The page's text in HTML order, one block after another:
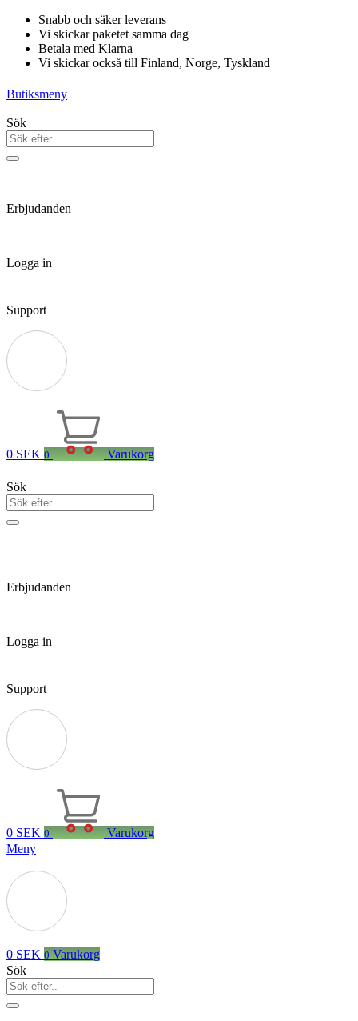
Hoppa
innehåll
Snabb och säker leverans
Vi skickar paketet samma dag
Betala med Klarna
Vi skickar också till Finland, Norge, Tyskland
Butiksmeny
Sök
Erbjudanden
Logga in
Support
0 SEK 0 Varukorg
Sök
Erbjudanden
Logga in
Support
0 SEK 0
Varukorg
Meny
0 SEK 0 Varukorg
Sök